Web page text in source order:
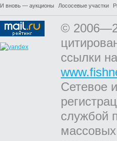
И вновь — аукционы
Лососевые участки
©
ссылки
Сетевое
службой